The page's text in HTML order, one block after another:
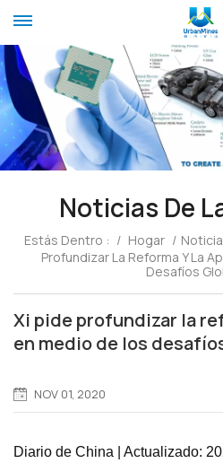
Noticias De
Estás Dentro : / Hogar /
Profundizar La Reforma Y La
Desafíos
Xi pide profundizar la
en medio de los
NOV 01, 2020
Diario de China | Actualizado: